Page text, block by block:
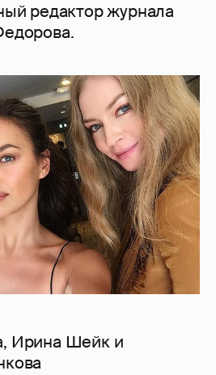
редактор журнала
Ирина Шейк и